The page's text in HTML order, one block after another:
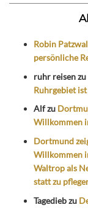
Robin
persönliche
ruhr reisenzu
Ruhrgebiet
Alfzu
Willkommen
Dortmund
Willkommen
Waltrop als
statt zu
Tagediebzu